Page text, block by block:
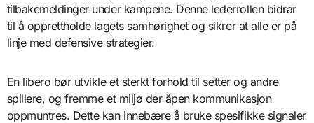
tilbakemeldinger under kampene. Denne lederrollen bidrar
til å opprettholde lagets samhørighet og sikrer at alle er på
linje med defensive strategier.
En libero bør utvikle et sterkt forhold til setter og andre
spillere, og fremme et miljø der åpen kommunikasjon
oppmuntres. Dette kan innebære å bruke spesifikke signaler